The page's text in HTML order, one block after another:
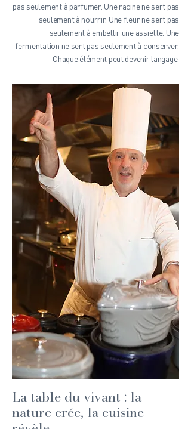
pas seulement à parfumer. Une racine ne sert pas
seulement à nourrir. Une fleur ne sert pas
seulement à embellir une assiette. Une
fermentation ne sert pas seulement à conserver.
Chaque élément peut devenir langage.
La table du vivant : la
nature crée, la cuisine